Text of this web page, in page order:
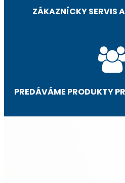
ZÁKAZNÍCKY SERVIS
PREDÁVÁME PRODUKTY